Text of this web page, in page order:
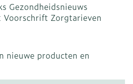
Gezondheidsnieuws
Voorschrift Zorgtarieven
nieuwe producten en